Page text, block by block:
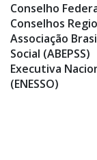
Conselho
Conselhos
Associação
Social (ABEPSS)
Executiva
(ENESSO)